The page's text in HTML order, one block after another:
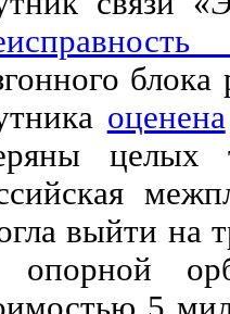
оценена
выйти на
опорной